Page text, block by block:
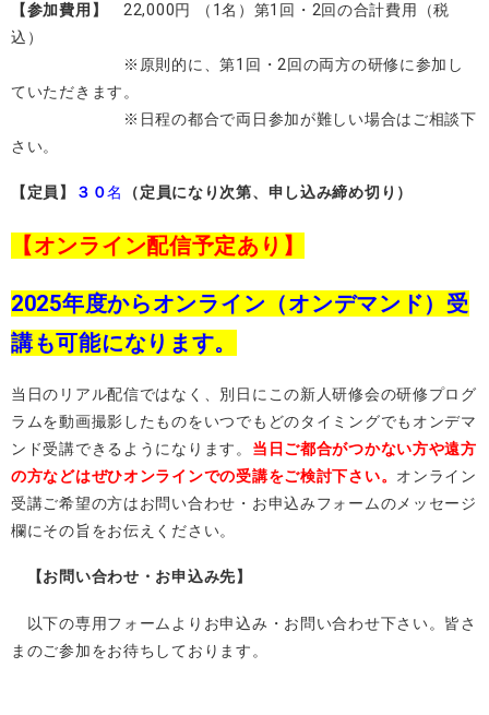
【参加費用】
22,000円 （1名）第1回・2回の合計費用（税
込）
※原則的に、第1回・2回の両方の研修に参加し
ていただきます。
※日程の都合で両日参加が難しい場合はご相談下
さい。
【定員】 ３０名 （定員になり次第、申し込み締め切り）
【オンライン配信予定あり】
2025年度からオンライン（オンデマンド）受
講も可能になります。
当日のリアル配信ではなく、別日にこの新人研修会の研修プログ
ラムを動画撮影したものをいつでもどのタイミングでもオンデマ
ンド受講できるようになります。 当日ご都合がつかない方や遠方
の方などはぜひオンラインでの受講をご検討下さい。 オンライン
受講ご希望の方はお問い合わせ・お申込みフォームのメッセージ
欄にその旨をお伝えください。
【お問い合わせ・お申込み先】
以下の専用フォームよりお申込み・お問い合わせ下さい。皆さ
まのご参加をお待ちしております。